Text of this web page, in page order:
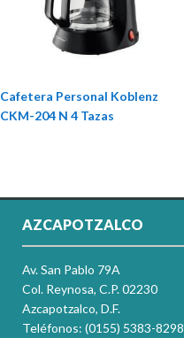
Cafetera Personal Koblenz
CKM-204 N 4 Tazas
AZCAPOTZALCO
Av. San Pablo 79A
Col. Reynosa, C.P. 02230
Azcapotzalco, D.F.
Teléfonos: (0155) 5383-8298